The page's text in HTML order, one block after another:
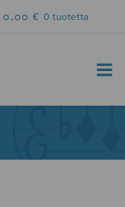
0.00 € 0 tuotetta
MENU